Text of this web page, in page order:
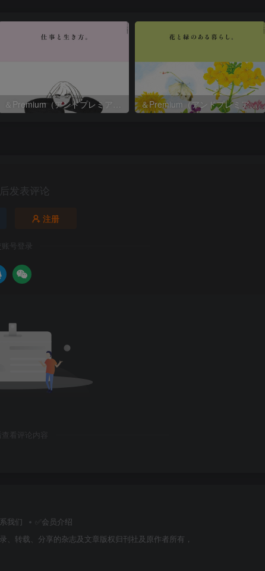
＆Premium（アンドプレミアム）2026年7月号 ＆Premium（アンドプレミアム）2026年6月号
发表评论
注册
账号登录
看评论内容
我们
✅会员介绍
、转载、分享的杂志及文章版权归刊社及原作者所有，